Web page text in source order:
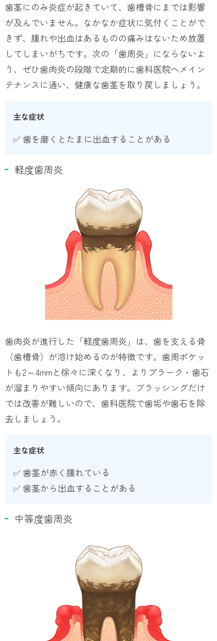
歯茎にのみ炎症が起きていて、歯槽骨にまでは影響
が及んでいません。なかなか症状に気付くことがで
きず、腫れや出血はあるものの痛みはないため放置
してしまいがちです。次の「歯周炎」にならないよ
う、ぜひ歯肉炎の段階で定期的に歯科医院へメイン
テナンスに通い、健康な歯茎を取り戻しましょう。
主な症状
✅ 歯を磨くとたまに出血することがある
軽度歯周炎
歯肉炎が進行した「軽度歯周炎」は、歯を支える骨
（歯槽骨）が溶け始めるのが特徴です。歯周ポケッ
トも2～4mmと徐々に深くなり、よりプラーク・歯石
が溜まりやすい傾向にあります。ブラッシングだけ
では改善が難しいので、歯科医院で歯垢や歯石を除
去しましょう。
主な症状
✅ 歯茎が赤く腫れている
✅ 歯茎から出血することがある
中等度歯周炎